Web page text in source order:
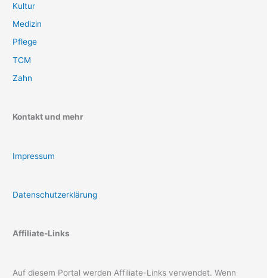
Kultur
Medizin
Pflege
TCM
Zahn
Kontakt und mehr
Impressum
Datenschutzerklärung
Affiliate-Links
Auf diesem Portal werden Affiliate-Links verwendet. Wenn